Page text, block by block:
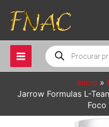
para
conteúdo
Pesquisar
produtos
Início
Jarrow Formulas L-
Foco